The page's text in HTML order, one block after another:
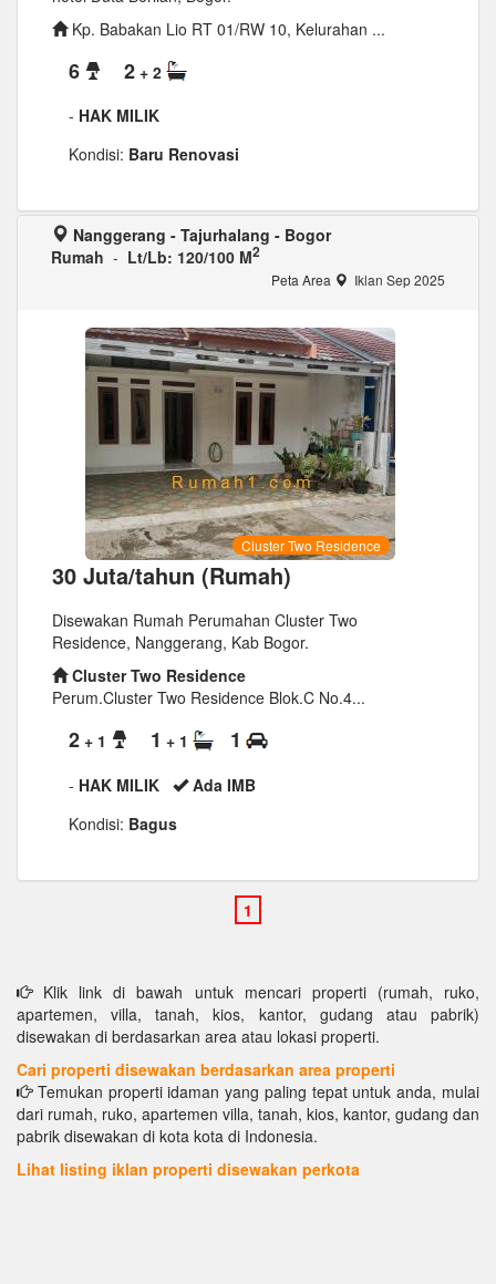
Kp. Babakan Lio RT 01/RW 10, Kelurahan ...
6 2 + 2
- HAK MILIK
Kondisi: Baru Renovasi
Nanggerang - Tajurhalang - Bogor
Rumah - Lt/Lb: 120/100 M2
Peta Area Iklan Sep 2025
Cluster Two Residence
30 Juta/tahun (Rumah)
Disewakan Rumah Perumahan Cluster Two
Residence, Nanggerang, Kab Bogor.
Cluster Two Residence
Perum.Cluster Two Residence Blok.C No.4...
2 + 1 1 + 1 1
- HAK MILIK
Ada IMB
Kondisi: Bagus
Klik link di bawah untuk mencari properti (rumah, ruko,
apartemen, villa, tanah, kios, kantor, gudang atau pabrik)
disewakan di berdasarkan area atau lokasi properti.
Cari properti disewakan berdasarkan area properti
Temukan properti idaman yang paling tepat untuk anda, mulai
dari rumah, ruko, apartemen villa, tanah, kios, kantor, gudang dan
pabrik disewakan di kota kota di Indonesia.
Lihat listing iklan properti disewakan perkota